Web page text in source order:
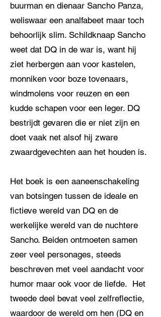
buurman en dienaar Sancho Panza,
weliswaar een analfabeet maar toch
behoorlijk slim. Schildknaap Sancho
weet dat DQ in de war is, want hij
ziet herbergen aan voor kastelen,
monniken voor boze tovenaars,
windmolens voor reuzen en een
kudde schapen voor een leger. DQ
bestrijdt gevaren die er niet zijn en
doet vaak net alsof hij zware
zwaardgevechten aan het houden is.
Het boek is een aaneenschakeling
van botsingen tussen de ideale en
fictieve wereld van DQ en de
werkelijke wereld van de nuchtere
Sancho. Beiden ontmoeten samen
zeer veel personages, steeds
beschreven met veel aandacht voor
humor maar ook voor de liefde. Het
tweede deel bevat veel zelfreflectie,
waardoor de wereld om hen (DQ en